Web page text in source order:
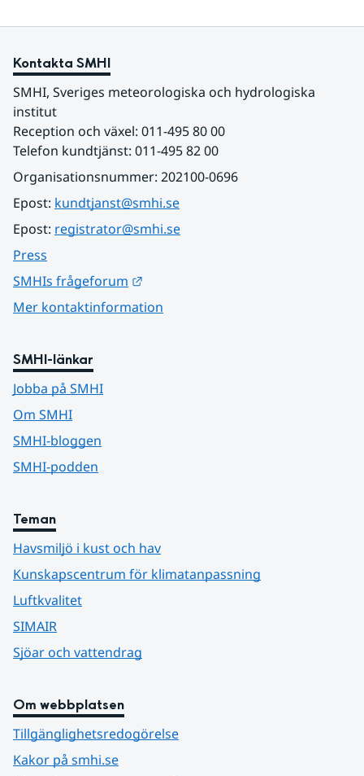
Kontakta SMHI
SMHI, Sveriges meteorologiska och hydrologiska
institut
Reception och växel: 011-495 80 00
Telefon kundtjänst: 011-495 82 00
Organisationsnummer: 202100-0696
Epost: kundtjanst@smhi.se
Epost: registrator@smhi.se
Press
SMHIs frågeforum
Mer kontaktinformation
SMHI-länkar
Jobba på SMHI
Om SMHI
SMHI-bloggen
SMHI-podden
Teman
Havsmiljö i kust och hav
Kunskapscentrum för klimatanpassning
Luftkvalitet
SIMAIR
Sjöar och vattendrag
Om webbplatsen
Tillgänglighetsredogörelse
Kakor på smhi.se